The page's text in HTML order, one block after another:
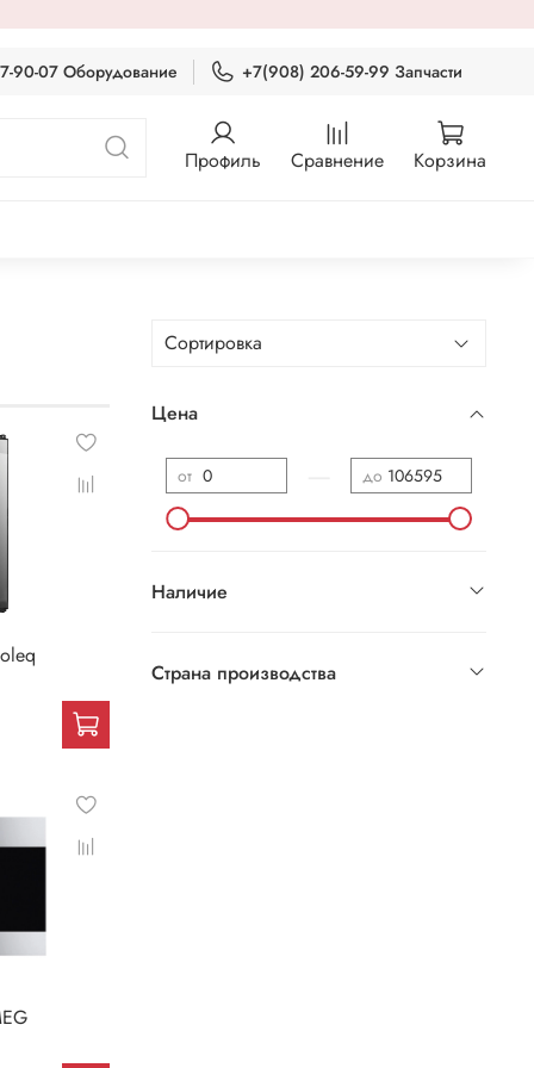
90-07 Оборудование +7(908) 206-59-99 Запчасти
Профиль Сравнение Корзина
Цена
от до
Наличие
Страна производства